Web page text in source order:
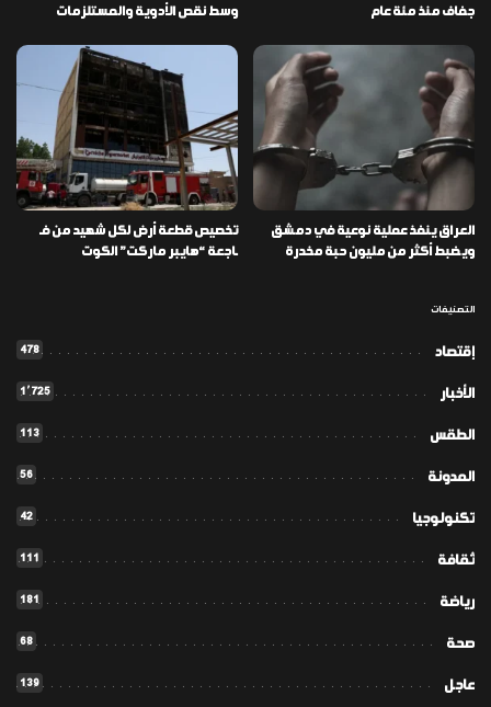
جفاف منذ مئة عام
وسط نقص الأدوية والمستلزمات
العراق ينفذ عملية نوعية في دمشق
ويضبط أكثر من مليون حبة مخدرة
تخصيص قطعة أرض لكل شهيد من فـ
ـاجعة “هايبر ماركت” الكوت
التصنيفات
إقتصاد 478
الأخبار 1٬725
الطقس 113
المدونة 56
تكنولوجيا 42
ثقافة 111
رياضة 181
صحة 68
عاجل 139